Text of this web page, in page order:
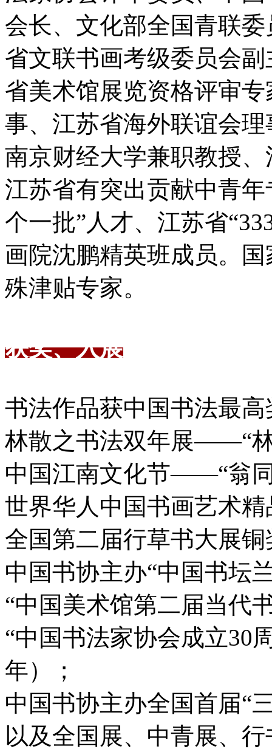
会长、文化部全国青联
省文联书画考级委员会
省美术馆展览资格评审
事、江苏省海外联谊会
南京财经大学兼职教授
江苏省有突出贡献中青
个一批”人才、江苏省
画院沈鹏精英班成员。
殊津贴专家。
获奖、入展
书法作品获中国书法最
林散之书法双年展――“
中国江南文化节――“翁
世界华人中国书画艺术
全国第二届行草书大展铜
中国书协主办“中国书坛
“中国美术馆第二届当代
“中国书法家协会成立30
年）；
中国书协主办全国首届“
以及全国展、中青展、